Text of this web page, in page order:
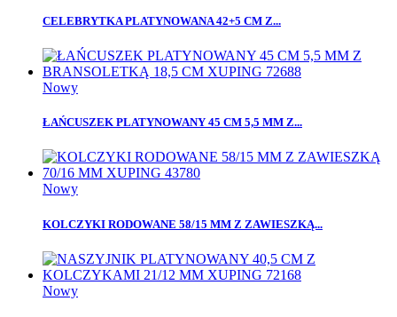
CELEBRYTKA PLATYNOWANA 42+5 CM Z...
Nowy
ŁAŃCUSZEK PLATYNOWANY 45 CM 5,5 MM Z...
Nowy
KOLCZYKI RODOWANE 58/15 MM Z ZAWIESZKĄ...
Nowy